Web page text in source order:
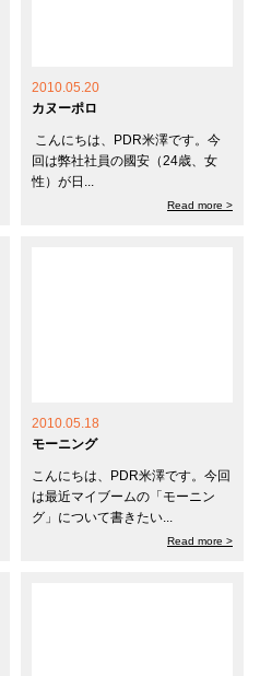
2010.05.20
カヌーポロ
こんにちは、PDR米澤です。今
回は弊社社員の國安（24歳、女
性）が日...
Read more >
2010.05.18
モーニング
こんにちは、PDR米澤です。今回
は最近マイブームの「モーニン
グ」について書きたい...
Read more >